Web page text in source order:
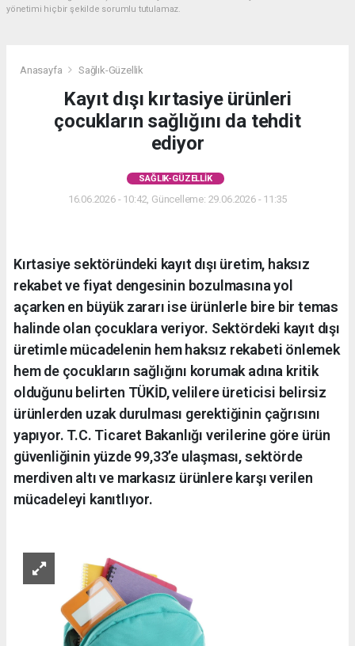
yönetimi hiçbir şekilde sorumlu tutulamaz.
Anasayfa Sağlık-Güzellik
Kayıt dışı kırtasiye ürünleri
çocukların sağlığını da tehdit
ediyor
SAĞLIK-GÜZELLIK
16.06.2026 - 10:42, Güncelleme: 29.06.2026 - 11:35
Kırtasiye sektöründeki kayıt dışı üretim, haksız
rekabet ve fiyat dengesinin bozulmasına yol
açarken en büyük zararı ise ürünlerle bire bir temas
halinde olan çocuklara veriyor. Sektördeki kayıt dışı
üretimle mücadelenin hem haksız rekabeti önlemek
hem de çocukların sağlığını korumak adına kritik
olduğunu belirten TÜKİD, velilere üreticisi belirsiz
ürünlerden uzak durulması gerektiğinin çağrısını
yapıyor. T.C. Ticaret Bakanlığı verilerine göre ürün
güvenliğinin yüzde 99,33’e ulaşması, sektörde
merdiven altı ve markasız ürünlere karşı verilen
mücadeleyi kanıtlıyor.